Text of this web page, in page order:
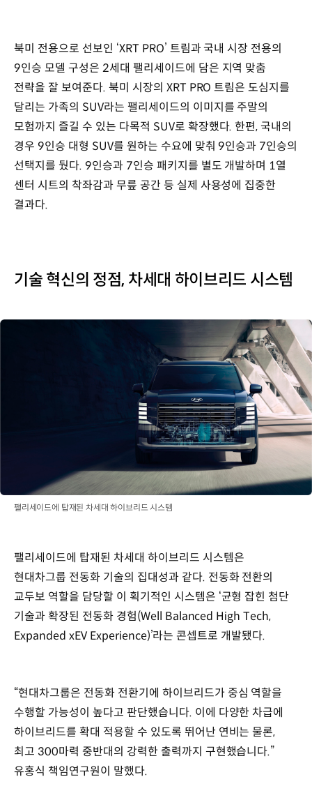
북미 전용으로 선보인 ‘XRT PRO’ 트림과 국내 시장 전용의
9인승 모델 구성은 2세대 팰리세이드에 담은 지역 맞춤
전략을 잘 보여준다. 북미 시장의 XRT PRO 트림은 도심지를
달리는 가족의 SUV라는 팰리세이드의 이미지를 주말의
모험까지 즐길 수 있는 다목적 SUV로 확장했다. 한편, 국내의
경우 9인승 대형 SUV를 원하는 수요에 맞춰 9인승과 7인승의
선택지를 뒀다. 9인승과 7인승 패키지를 별도 개발하며 1열
센터 시트의 착좌감과 무릎 공간 등 실제 사용성에 집중한
결과다.
기술 혁신의 정점, 차세대 하이브리드 시스템
팰리세이드에 탑재된 차세대 하이브리드 시스템
팰리세이드에 탑재된 차세대 하이브리드 시스템은
현대차그룹 전동화 기술의 집대성과 같다. 전동화 전환의
교두보 역할을 담당할 이 획기적인 시스템은 ‘균형 잡힌 첨단
기술과 확장된 전동화 경험(Well Balanced High Tech,
Expanded xEV Experience)’라는 콘셉트로 개발됐다.
“현대차그룹은 전동화 전환기에 하이브리드가 중심 역할을
수행할 가능성이 높다고 판단했습니다. 이에 다양한 차급에
하이브리드를 확대 적용할 수 있도록 뛰어난 연비는 물론,
최고 300마력 중반대의 강력한 출력까지 구현했습니다.”
유홍식 책임연구원이 말했다.